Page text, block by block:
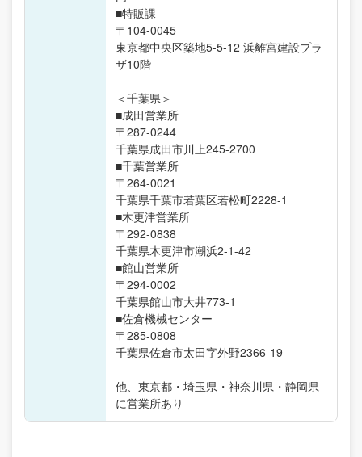
■特販課
〒104-0045
東京都中央区築地5-5-12 浜離宮建設プラ
ザ10階
＜千葉県＞
■成田営業所
〒287-0244
千葉県成田市川上245-2700
■千葉営業所
〒264-0021
千葉県千葉市若葉区若松町2228-1
■木更津営業所
〒292-0838
千葉県木更津市潮浜2-1-42
■館山営業所
〒294-0002
千葉県館山市大井773-1
■佐倉機械センター
〒285-0808
千葉県佐倉市太田字外野2366-19
他、東京都・埼玉県・神奈川県・静岡県
に営業所あり